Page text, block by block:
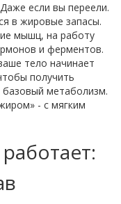
если вы переели.
в жировые запасы.
мышц, на работу
и ферментов.
тело начинает
получить
метаболизм.
- с мягким